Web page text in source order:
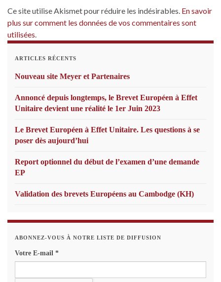
Ce site utilise Akismet pour réduire les indésirables. En savoir
plus sur comment les données de vos commentaires sont
utilisées.
ARTICLES RÉCENTS
Nouveau site Meyer et Partenaires
Annoncé depuis longtemps, le Brevet Européen à Effet
Unitaire devient une réalité le 1er Juin 2023
Le Brevet Européen à Effet Unitaire. Les questions à se
poser dès aujourd’hui
Report optionnel du début de l’examen d’une demande
EP
Validation des brevets Européens au Cambodge (KH)
ABONNEZ-VOUS À NOTRE LISTE DE DIFFUSION
Votre E-mail *